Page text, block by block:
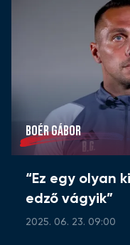
BOÉR GÁBOR
“Ez egy olyan
edző vágyik”
2025. 06. 23. 09:00